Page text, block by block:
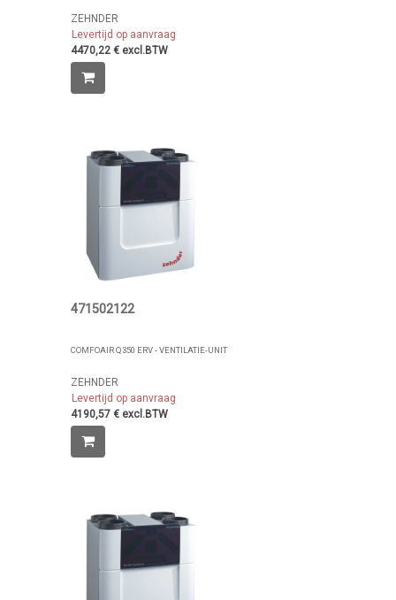
ZEHNDER
Levertijd op aanvraag
4470,22 € excl.BTW
471502122
COMFOAIR Q350 ERV - VENTILATIE-UNIT
ZEHNDER
Levertijd op aanvraag
4190,57 € excl.BTW